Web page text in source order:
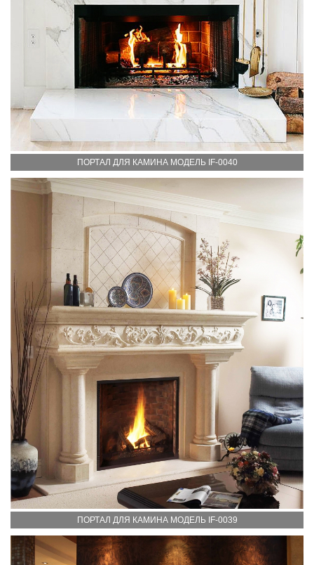
ПОРТАЛ ДЛЯ КАМИНА МОДЕЛЬ IF-0040
ПОРТАЛ ДЛЯ КАМИНА МОДЕЛЬ IF-0039